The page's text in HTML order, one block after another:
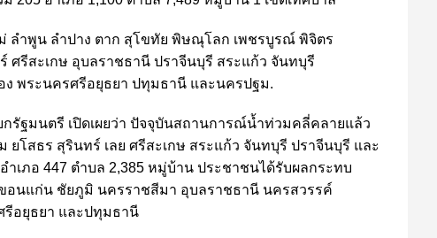
ลำพูน ลำปาง ตาก สุโขทัย พิษณุโลก เพชรบูรณ์ พิจิตร
ศรีสะเกษ อุบลราชธานี ปราจีนบุรี สระแก้ว จันทบุรี
พระนครศรีอยุธยา ปทุมธานี และนครปฐม.
รัฐมนตรี เปิดเผยว่า ปัจจุบันสถานการณ์น้ำท่วมคลี่คลายแล้ว
โสธร สุรินทร์ เลย ศรีสะเกษ สระแก้ว จันทบุรี ปราจีนบุรี และ
เภอ 447 ตำบล 2,385 หมู่บ้าน ประชาชนได้รับผลกระทบ
อนแก่น ชัยภูมิ นครราชสีมา อุบลราชธานี นครสวรรค์
อยุธยา และปทุมธานี